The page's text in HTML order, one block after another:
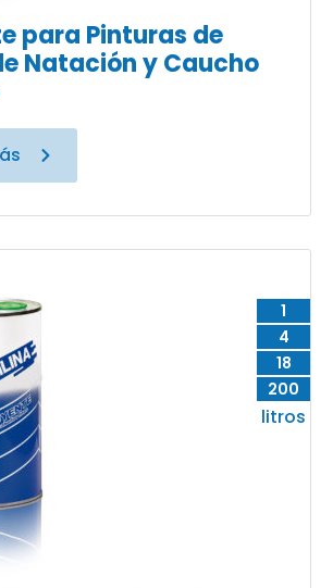
para Pinturas de
Natación y Caucho
1
4
18
200
litros